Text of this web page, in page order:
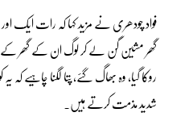
فواد چودھری نے مزید کہا کہ رات ایک
گھر مشین گن لے کر لوگ ان کے گھر کے
روکا گیا، وہ بھاگ گئے، پتا لگنا چاہیے
شدید مذمت کرتے ہیں۔